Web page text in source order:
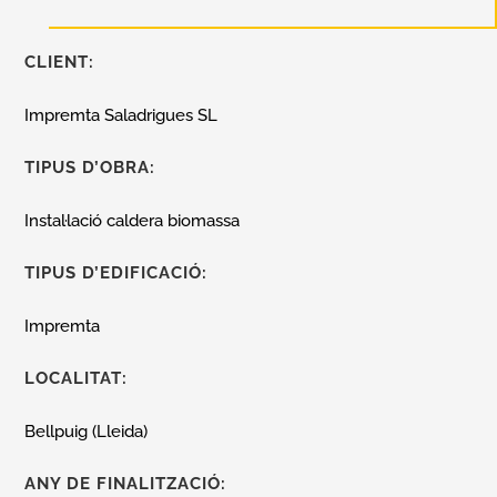
CLIENT:
Impremta Saladrigues SL
TIPUS D’OBRA:
Instal·lació caldera biomassa
TIPUS D’EDIFICACIÓ:
Impremta
LOCALITAT:
Bellpuig (Lleida)
ANY DE FINALITZACIÓ: